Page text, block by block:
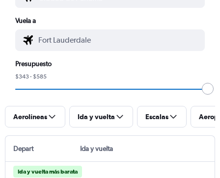
Vuela a
Presupuesto
$343 - $585
Aerolíneas Ida y vuelta Escalas
Depart Ida y vuelta
Ida y vuelta más barata